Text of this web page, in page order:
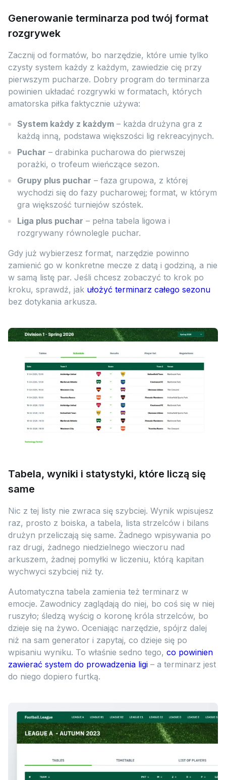
Generowanie terminarza pod twój format
rozgrywek
Zacznij od formatów, bo narzędzie, które umie tylko
czysty system każdy z każdym, zawiedzie cię przy
pierwszym pucharze. Dobry program do terminarza
powinien układać rozgrywki w formatach, których
amatorska piłka faktycznie używa:
System każdy z każdym – każda drużyna gra z
każdą inną, podstawa większości lig rekreacyjnych.
Puchar – drabinka pucharowa do pierwszej
porażki, o trofeum wieńczące sezon.
Grupy plus puchar – faza grupowa, z której
wychodzi się do fazy pucharowej; format, w którym
gra większość turniejów szóstek.
Liga plus puchar – pełna tabela ligowa i
rozgrywany równolegle puchar.
Gdy już wybierzesz format, narzędzie powinno
zamienić go w konkretne mecze z datą i godziną, a nie
w samą listę par. Jeśli chcesz zobaczyć to krok po
kroku, sprawdź, jak ułożyć terminarz całego sezonu
bez dotykania arkusza.
Tabela, wyniki i statystyki, które liczą się
same
Nic z tej listy nie zwraca się szybciej. Wynik wpisujesz
raz, prosto z boiska, a tabela, lista strzelców i bilans
drużyn przeliczają się same. Żadnego wpisywania po
raz drugi, żadnego niedzielnego wieczoru nad
arkuszem, żadnej pomyłki w liczeniu, którą kapitan
wychwyci szybciej niż ty.
Automatyczna tabela zamienia też terminarz w
emocje. Zawodnicy zaglądają do niej, bo coś się w niej
ruszyło; śledzą wyścig o koronę króla strzelców, bo
dzieje się na żywo. Oceniając narzędzie, spójrz dalej
niż na sam generator i zapytaj, co dzieje się po
wpisaniu wyniku. To właśnie sedno tego, co powinien
zawierać system do prowadzenia ligi – a terminarz jest
do niego dopiero furtką.